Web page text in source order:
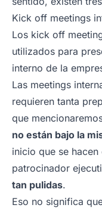
Kick off meetings
Los kick off
utilizados para
interno de la
Las meetings
requieren tanta
que
no están bajo la
inicio que se
patrocinador
tan pulidas.
Eso no significa